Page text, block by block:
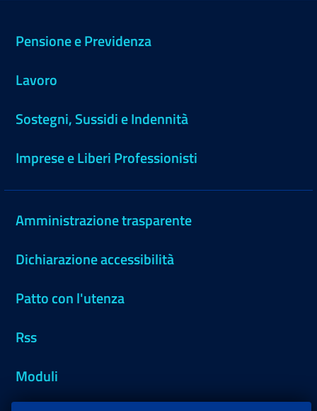
Pensione e Previdenza
Lavoro
Sostegni, Sussidi e Indennità
Imprese e Liberi Professionisti
Amministrazione trasparente
Dichiarazione accessibilità
Patto con l'utenza
Rss
Moduli